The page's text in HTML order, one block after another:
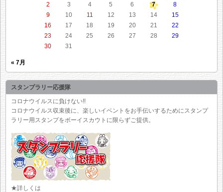
2
3 4 5 6 7
8
9
10 11 12 13 14
15
16
17 18 19 20 21
22
23
24 25 26 27 28
29
30
31
« 7月
スタンプラリー応援隊
コロナウイルスに負けない!!
コロナウイルス収束後に、楽しいイベントをお手伝いするためにスタンプ
ラリー用スタンプをボーイスカウトに限らずご提供。
★詳しくは